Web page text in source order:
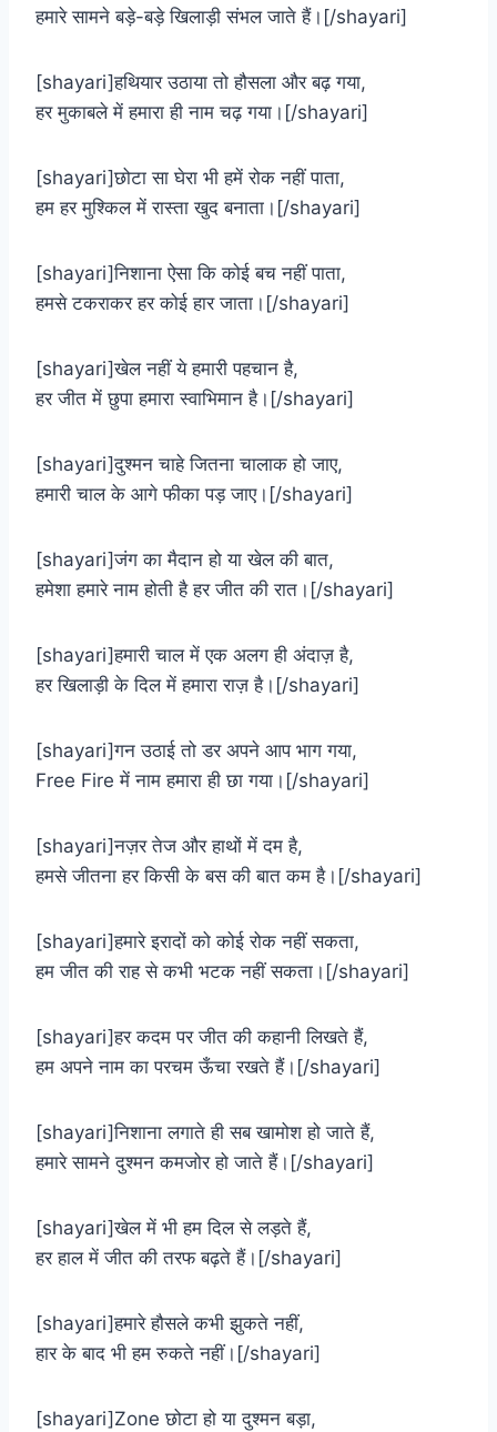
हमारे सामने बड़े-बड़े खिलाड़ी संभल जाते हैं।[/shayari]
[shayari]हथियार उठाया तो हौसला और बढ़ गया,
हर मुकाबले में हमारा ही नाम चढ़ गया।[/shayari]
[shayari]छोटा सा घेरा भी हमें रोक नहीं पाता,
हम हर मुश्किल में रास्ता खुद बनाता।[/shayari]
[shayari]निशाना ऐसा कि कोई बच नहीं पाता,
हमसे टकराकर हर कोई हार जाता।[/shayari]
[shayari]खेल नहीं ये हमारी पहचान है,
हर जीत में छुपा हमारा स्वाभिमान है।[/shayari]
[shayari]दुश्मन चाहे जितना चालाक हो जाए,
हमारी चाल के आगे फीका पड़ जाए।[/shayari]
[shayari]जंग का मैदान हो या खेल की बात,
हमेशा हमारे नाम होती है हर जीत की रात।[/shayari]
[shayari]हमारी चाल में एक अलग ही अंदाज़ है,
हर खिलाड़ी के दिल में हमारा राज़ है।[/shayari]
[shayari]गन उठाई तो डर अपने आप भाग गया,
Free Fire में नाम हमारा ही छा गया।[/shayari]
[shayari]नज़र तेज और हाथों में दम है,
हमसे जीतना हर किसी के बस की बात कम है।[/shayari]
[shayari]हमारे इरादों को कोई रोक नहीं सकता,
हम जीत की राह से कभी भटक नहीं सकता।[/shayari]
[shayari]हर कदम पर जीत की कहानी लिखते हैं,
हम अपने नाम का परचम ऊँचा रखते हैं।[/shayari]
[shayari]निशाना लगाते ही सब खामोश हो जाते हैं,
हमारे सामने दुश्मन कमजोर हो जाते हैं।[/shayari]
[shayari]खेल में भी हम दिल से लड़ते हैं,
हर हाल में जीत की तरफ बढ़ते हैं।[/shayari]
[shayari]हमारे हौसले कभी झुकते नहीं,
हार के बाद भी हम रुकते नहीं।[/shayari]
[shayari]Zone छोटा हो या दुश्मन बड़ा,